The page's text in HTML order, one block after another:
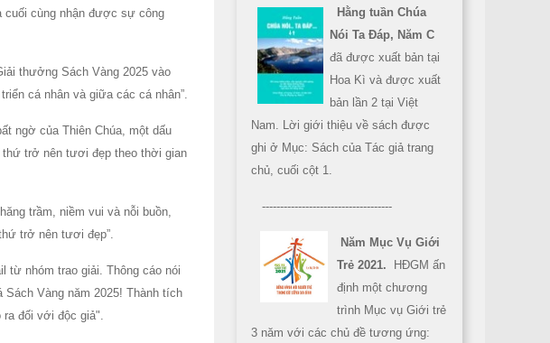
cuối cùng nhận được sự công
thưởng Sách Vàng 2025 vào
cá nhân và giữa các cá nhân”.
ngờ của Thiên Chúa, một dấu
thứ trở nên tươi đẹp theo thời gian
trầm, niềm vui và nỗi buồn,
trở nên tươi đẹp”.
từ nhóm trao giải. Thông cáo nói
Vàng năm 2025! Thành tích
đối với độc giả".
Hằng tuần Chúa
Nói Ta Đáp, Năm C
đã được xuất bản tại
Hoa Kì và được xuất
bản lần 2 tại Việt
Nam. Lời giới thiệu về sách được
ghi ở Mục: Sách của Tác giả trang
chủ, cuối cột 1.
------------------------------------
Năm Mục Vụ Giới
Trẻ 2021.
HĐGM ấn
định một chương
trình Mục vụ Giới trẻ
3 năm với các chủ đề tương ứng: